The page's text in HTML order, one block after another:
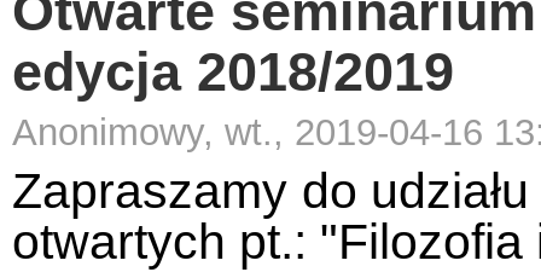
Otwarte
edycja 2018/2019
Anonimowy, wt., 2019-04-16
Zapraszamy do
otwartych pt.: "Filozofia